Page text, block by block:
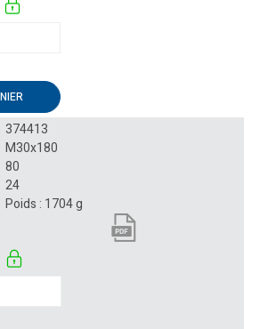
374413
M30x180
80
24
Poids : 1704 g